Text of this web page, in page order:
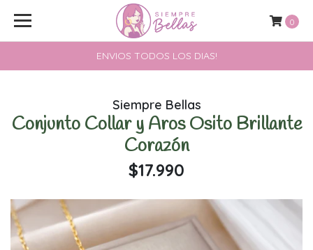
ENVIOS TODOS LOS DIAS!
0
Siempre Bellas
Conjunto Collar y Aros Osito Brillante
Corazón
$17.990